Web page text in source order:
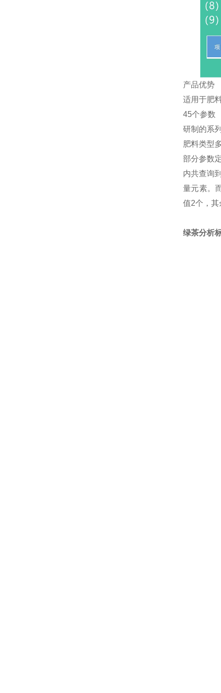
产品优势
适用于肥
45个参数
研制的系
肥料类型
部分参数
内共查询
量元素。
值2个，
绿茶分析